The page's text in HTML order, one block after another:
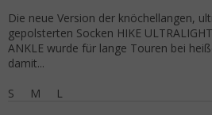
Die neue Version der knöchellangen,
gepolsterten Socken HIKE
ANKLE wurde für lange Touren bei
damit...
S
M L